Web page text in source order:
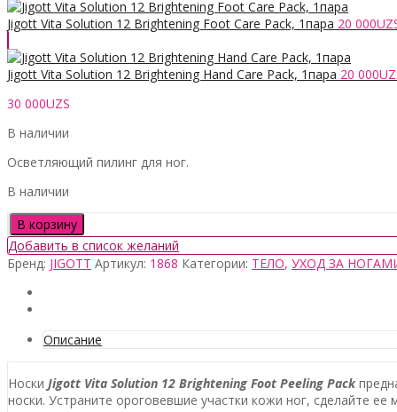
Jigott Vita Solution 12 Brightening Foot Care Pack, 1пара 20 000
Jigott Vita Solution 12 Brightening Hand Care Pack, 1пара 20 000
30 000UZS
В наличии
Осветляющий пилинг для ног.
В наличии
Количество
товара
Jigott
Vita
Solution
Foot
1пара
В корзину
Добавить в список желаний
Бренд: JIGOTT Артикул: 1868 Категории: ТЕЛО, УХОД ЗА
Описание
Носки Jigott Vita Solution 12 Brightening Foot Peeling Pack
носки. Устраните ороговевшие участки кожи ног, сделайте ее